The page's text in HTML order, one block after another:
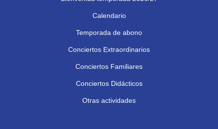
Calendario
Temporada de abono
Conciertos Extraordinarios
Conciertos Familiares
Conciertos Didácticos
Otras actividades